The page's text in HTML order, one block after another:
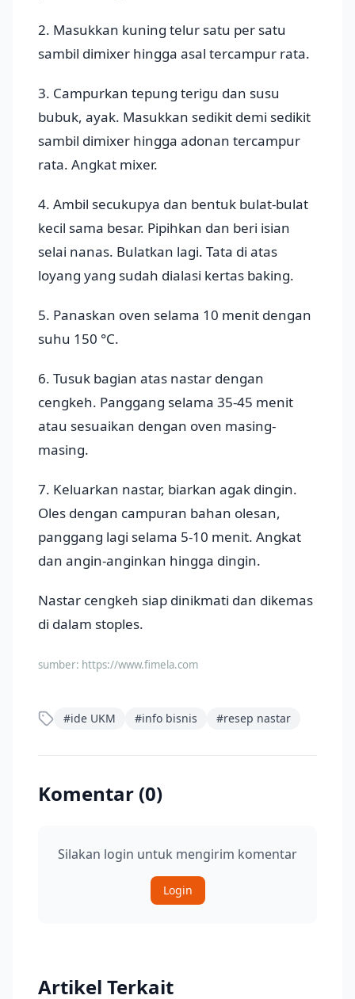
2. Masukkan kuning telur satu per satu
sambil dimixer hingga asal tercampur rata.
3. Campurkan tepung terigu dan susu
bubuk, ayak. Masukkan sedikit demi sedikit
sambil dimixer hingga adonan tercampur
rata. Angkat mixer.
4. Ambil secukupya dan bentuk bulat-bulat
kecil sama besar. Pipihkan dan beri isian
selai nanas. Bulatkan lagi. Tata di atas
loyang yang sudah dialasi kertas baking.
5. Panaskan oven selama 10 menit dengan
suhu 150 °C.
6. Tusuk bagian atas nastar dengan
cengkeh. Panggang selama 35-45 menit
atau sesuaikan dengan oven masing-
masing.
7. Keluarkan nastar, biarkan agak dingin.
Oles dengan campuran bahan olesan,
panggang lagi selama 5-10 menit. Angkat
dan angin-anginkan hingga dingin.
Nastar cengkeh siap dinikmati dan dikemas
di dalam stoples.
sumber: https://www.fimela.com
#ide UKM #info bisnis #resep nastar
Komentar (0)
Silakan login untuk mengirim komentar
Login
Artikel Terkait